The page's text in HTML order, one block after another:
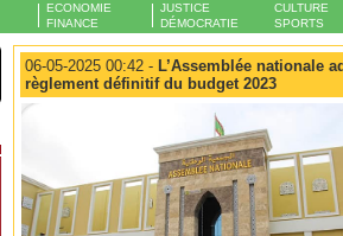
ECONOMIE
FINANCE
JUSTICE
DÉMOCRATIE
CULTURE
SPORTS
06-05-2025 00:42 - L’Assemblée nationale
règlement définitif du budget 2023